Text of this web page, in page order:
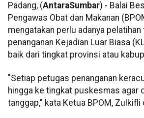
Padang, (AntaraSumbar) - Balai
Pengawas Obat dan Makanan
mengatakan perlu adanya
penanganan Kejadian Luar Biasa
baik dari tingkat provinsi atau
"Setiap petugas penanganan
hingga ke tingkat puskesmas agar
tanggap," kata Ketua BPOM, Zulkifli